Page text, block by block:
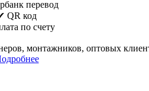
перевод
QR код
по счету
монтажников, оптовых